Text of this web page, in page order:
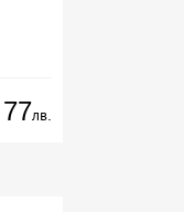
77лв.